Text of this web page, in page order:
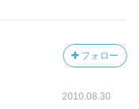
フォロー
2010.08.30